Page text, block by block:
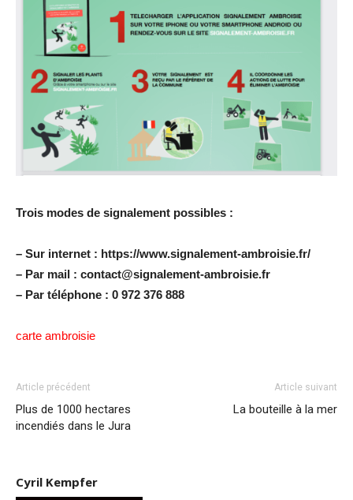
Trois modes de signalement possibles :
– Sur internet : https://www.signalement-ambroisie.fr/
– Par mail : contact@signalement-ambroisie.fr
– Par téléphone : 0 972 376 888
carte ambroisie
Article précédent
Plus de 1000 hectares
incendiés dans le Jura
Article suivant
La bouteille à la mer
Cyril Kempfer